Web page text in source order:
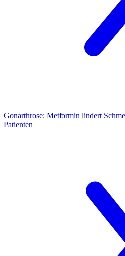
Gonarthrose: Metformin lindert
Patienten